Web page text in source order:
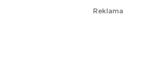
Reklama